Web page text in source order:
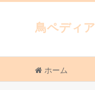
鳥ペディア
ホーム